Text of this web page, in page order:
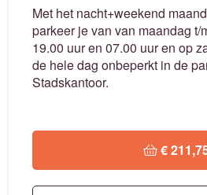
Met het nacht+weekend
parkeer je van van maandag t/
19.00 uur en 07.00 uur en op
de hele dag onbeperkt in de
Stadskantoor.
€